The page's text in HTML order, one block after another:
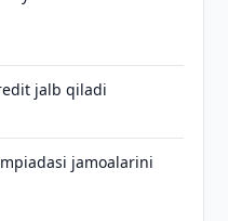
jalb qiladi
jamoalarini